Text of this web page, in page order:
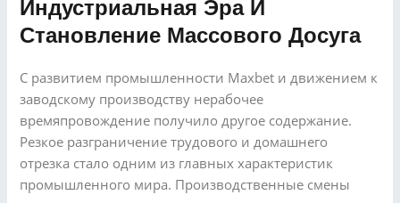
Индустриальная Эра И
Становление Массового Досуга
С развитием промышленности Maxbet и движением к
заводскому производству нерабочее
времяпровождение получило другое содержание.
Резкое разграничение трудового и домашнего
отрезка стало одним из главных характеристик
промышленного мира. Производственные смены